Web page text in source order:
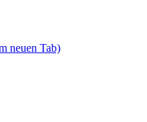
neuen Tab)